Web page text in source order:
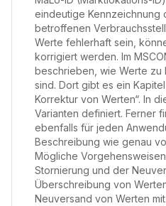
eindeutige Kennzeichnung
betroffenen
Werte fehlerhaft sein,
korrigiert werden. Im
beschrieben, wie Werte zu
sind. Dort gibt es ein
Korrektur von Werten“. In
Varianten definiert. Ferner
ebenfalls für jeden
Beschreibung wie genau
Mögliche
Stornierung und der
Überschreibung von
Neuversand von Werten mit